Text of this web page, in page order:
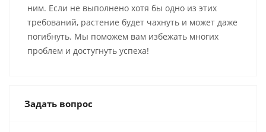
ним. Если не выполнено хотя бы одно из этих
требований, растение будет чахнуть и может даже
погибнуть. Мы поможем вам избежать многих
проблем и достугнуть успеха!
Задать вопрос